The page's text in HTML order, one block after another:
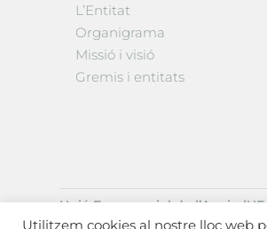
L’Entitat
Organigrama
Missió i visió
Gremis i entitats
Unió Empresarial de l’Anoia
Ctra. de Manresa, 131, 08700 –
Utilitzem cookies al nostre lloc web